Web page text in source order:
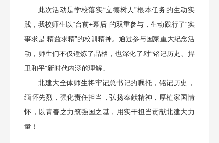
此次活动是学校落实“立德树人”根本任务的生动实
践，我校师生以“台前+幕后”的双重参与，生动践行了“实
事求是 精益求精”的校训精神。通过参与国家重大纪念活
动，师生们不仅锤炼了品格，也深化了对“铭记历史、捍
卫和平”新时代内涵的理解。
北建大全体师生将牢记总书记的嘱托，铭记历史，
缅怀先烈，强化责任担当，弘扬奉献精神，厚植家国情
怀，以青春之力筑强国之基，用实干担当贡献北建大力
量！